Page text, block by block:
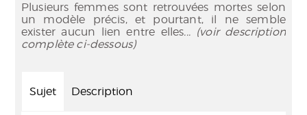
Plusieurs femmes sont retrouvées mortes selon
un modèle précis, et pourtant, il ne semble
exister aucun lien entre elles... (voir description
complète ci-dessous)
Sujet Description